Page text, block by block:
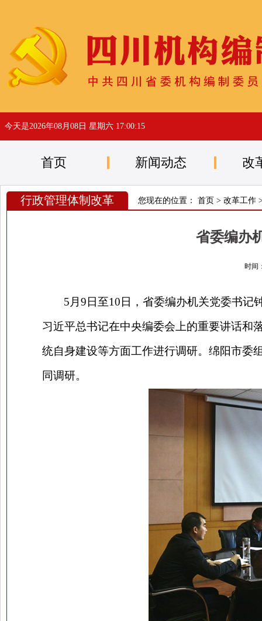
今天是2026年08月08日 星期六 17:00:15
首页 新闻动态 改
行政管理体制改革 您现在的位置： 首页 > 改革工作
省委编办
时间
5 月9日至10日，省委编办机关党委书
习近平总书记在中央编委会上的重要讲话和
统自身建设等方面工作进行调研。绵阳市委
同调研。